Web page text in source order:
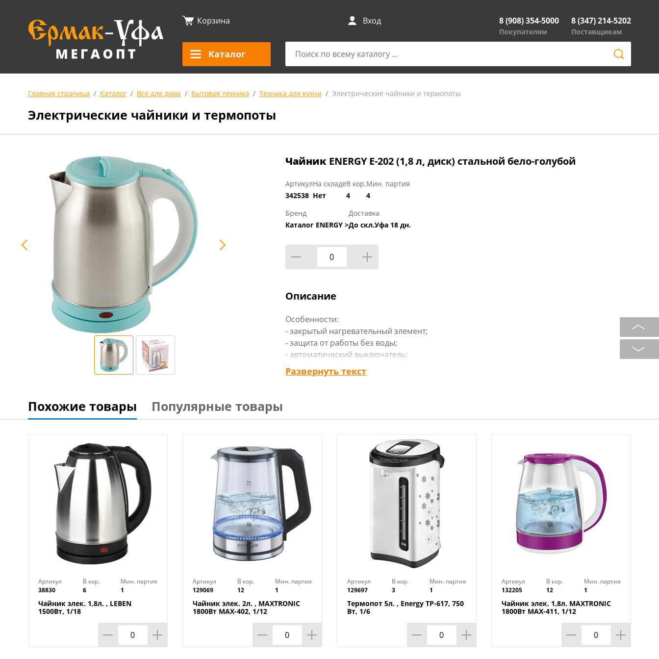
Корзина Вход 8 (908) 354-5000
Покупателям
8 (347) 214-5202
Поставщикам
Каталог
Главная страница Каталог Все для дома Бытовая техника Техника для кухни Электрические чайники и термопоты
Электрические чайники и термопоты
Чайник ENERGY E-202 (1,8 л, диск) стальной бело-голубой
Артикул
342538
На складе
Нет
В кор.
4
Мин. партия
4
Бренд
Каталог ENERGY >
Доставка
До скл.Уфа 18 дн.
Описание
Особенности:
- закрытый нагревательный элемент;
- защита от работы без воды;
- автоматический выключатель;
- световой индикатор работы;
- место для хранения шнура.
Поворот на подставке: 360 °С
Объём: 1,8 л
Габариты: 0,182 x 0,182 x 0,228 мм
Вид упаковки: цветная коробка
Материал изделия: нержавеющая сталь
Цвет: бело-голубой
Бренд: Energy
Страна-изготовитель: Китай
Развернуть текст
Похожие товары Популярные товары
Артикул
38830
В кор.
6
Мин. партия
1
Чайник элек. 1,8л. , LEBEN
1500Вт, 1/18
Артикул
129069
В кор.
12
Мин. партия
1
Чайник элек. 2л. , MAXTRONIC
1800Вт MAX-402, 1/12
Артикул
129697
В кор.
3
Мин. партия
1
Термопот 5л. , Energy TP-617, 750
Вт, 1/6
Артикул
132205
В кор.
12
Мин. партия
1
Чайник элек. 1,8л. MAXTRONIC
1800Вт MAX-411, 1/12